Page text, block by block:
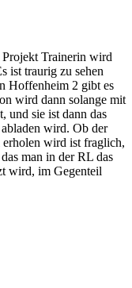
Trainerin wird
ist traurig zu sehen
Hoffenheim 2 gibt es
wird dann solange mit
und sie ist dann das
wird. Ob der
wird ist fraglich,
man in der RL das
wird, im Gegenteil